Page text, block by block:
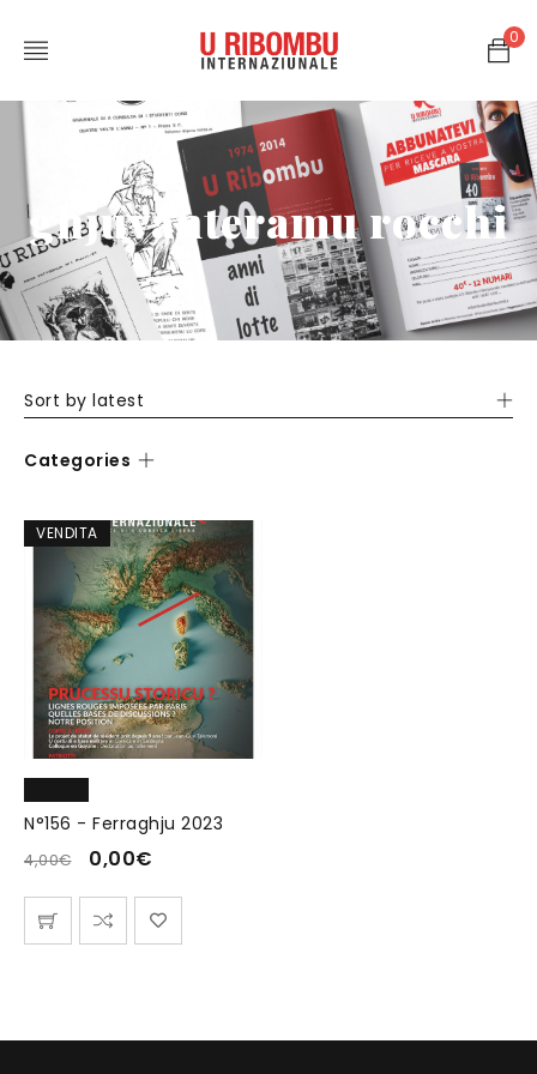
0
ghjuvanteramu rocchi
Sort by latest
Categories
VENDITA
N°156 - Ferraghju 2023
4,00€ 0,00€